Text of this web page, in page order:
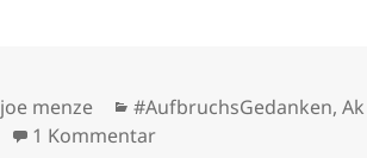
Autor
joe menze Kategorien
#AufbruchsGedanken,
1 Kommentarzu Macht-bewusst-